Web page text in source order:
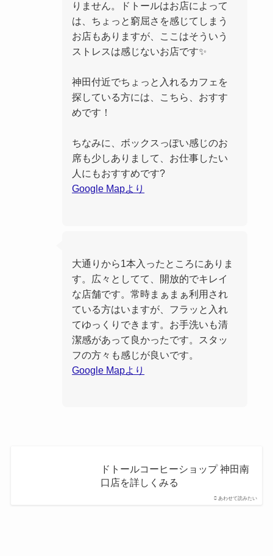
りません。ドトールはお店によって
は、ちょっと窮屈さを感じてしまう
お店もありますが、ここはそういう
ストレスは感じないお店です✨
神田付近でちょっと入れるカフェを
探している方には、こちら、おすす
めです！
ちなみに、ボックスっぽい感じのお
席も少しありまして、お仕事したい
人にもおすすめです?
Google Mapより
大通りから1本入ったところにありま
す。広々としてて、開放的でキレイ
な店舗です。常時まぁまぁ利用され
ている方はいますが、フラッと入れ
てゆっくりできます。お手洗いも清
潔感があって良かったです。スタッ
フの方々も感じが良いです。
Google Mapより
あわせて読みたい
ドトールコーヒーショップ 神田南
口店を詳しくみる